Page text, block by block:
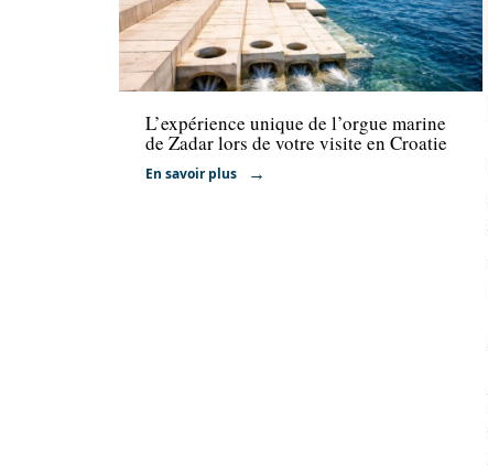
Activités
L’expérience unique de l’orgue marine
de Zadar lors de votre visite en Croatie
En savoir plus